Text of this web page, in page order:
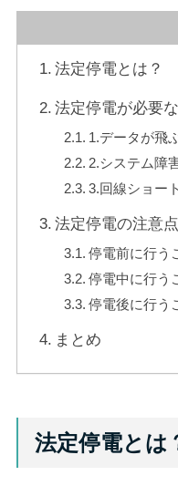
法定停電とは？
法定停電が必要
1.データが飛
2.システム障
3.回線ショー
法定停電の注意
停電前に行う
停電中に行う
停電後に行う
まとめ
法定停電とは